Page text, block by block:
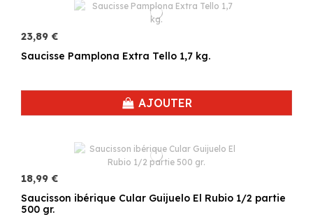
23,89 €
Saucisse Pamplona Extra Tello 1,7 kg.
AJOUTER
18,99 €
Saucisson ibérique Cular Guijuelo El Rubio 1/2 partie
500 gr.